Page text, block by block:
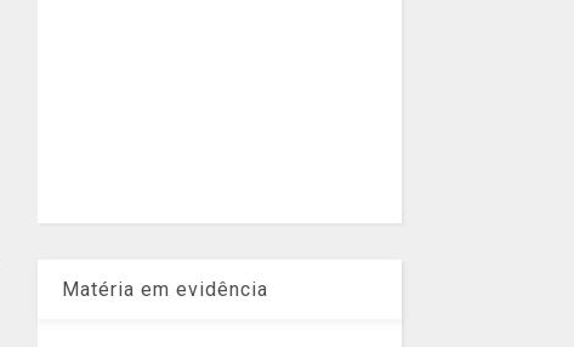
Matéria em evidência